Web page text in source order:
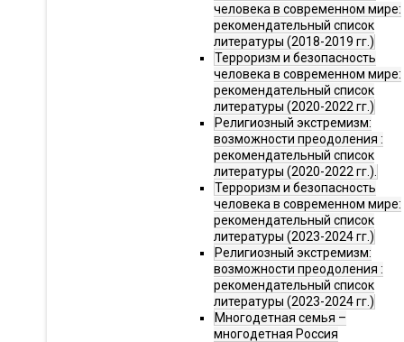
человека в современном мире:
рекомендательный список
литературы (2018-2019 гг.)
Терроризм и безопасность
человека в современном мире:
рекомендательный список
литературы (2020-2022 гг.)
Религиозный экстремизм:
возможности преодоления :
рекомендательный список
литературы (2020-2022 гг.).
Терроризм и безопасность
человека в современном мире:
рекомендательный список
литературы (2023-2024 гг.)
Религиозный экстремизм:
возможности преодоления :
рекомендательный список
литературы (2023-2024 гг.)
Многодетная семья –
многодетная Россия